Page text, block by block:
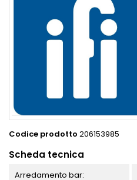
Codice prodotto 206153985
Scheda tecnica
Arredamento bar: